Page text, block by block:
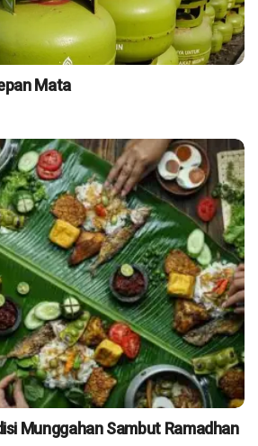
Mata
Munggahan Sambut Ramadhan